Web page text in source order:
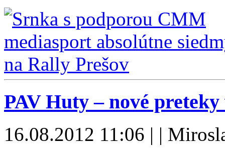
PAV Huty – nové
16.08.2012 11:06 | |